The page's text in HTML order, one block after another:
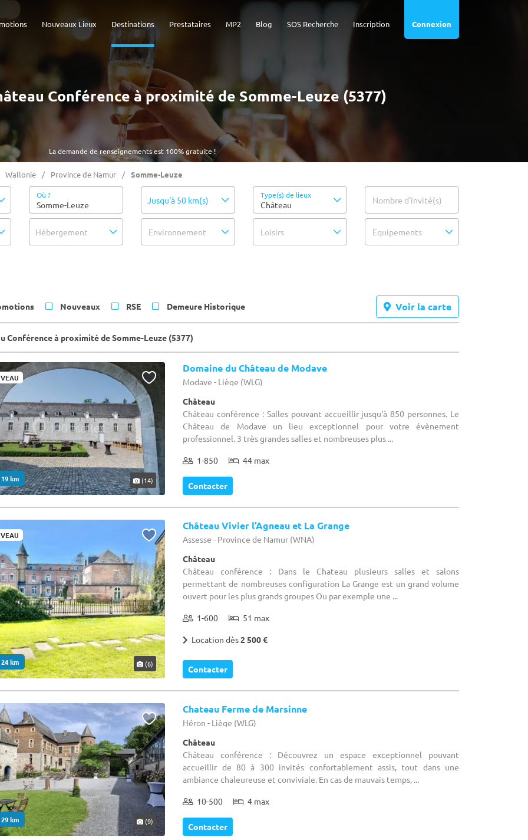
Connexion
Inscription
SOS Recherche
Blog
MP2
Prestataires
Destinations
Nouveaux Lieux
La demande de renseignements est 100% gratuite !
Conférence à proximité de Somme-Leuze (5377)
Wallonie Province de Namur Somme-Leuze
Où ? Jusqu'à 50 km(s) Type(s) de lieux
Château Nombre d'invité(s)
Hébergement Environnement Loisirs Equipements
Nouveaux RSE Demeure Historique Voir la carte
Conférence à proximité de Somme-Leuze (5377)
km (14)
Domaine du Château de Modave
Modave - Liège (WLG)
Château
Château conférence : Salles pouvant accueillir jusqu'à 850 personnes. Le
Château de Modave un lieu exceptionnel pour votre évènement
professionnel. 3 très grandes salles et nombreuses plus ...
1-850 44 max
Contacter
km (6)
Château Vivier l’Agneau et La Grange
Assesse - Province de Namur (WNA)
Château
Château conférence : Dans le Chateau plusieurs salles et salons
permettant de nombreuses configuration La Grange est un grand volume
ouvert pour les plus grands groupes Ou par exemple une ...
1-600 51 max
Location dès2 500 €
Contacter
km (9)
Chateau Ferme de Marsinne
Héron - Liège (WLG)
Château
Château conférence : Découvrez un espace exceptionnel pouvant
accueillir de 80 à 300 invités confortablement assis, tout dans une
ambiance chaleureuse et conviviale. En cas de mauvais temps, ...
10-500 4 max
Contacter